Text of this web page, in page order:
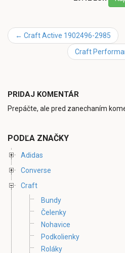
← Craft Active 1902496-2985
Craft
PRIDAJ KOMENTÁR
Prepáčte, ale pred zanechaním
PODĽA ZNAČKY
Adidas
Converse
Craft
Bundy
Čelenky
Nohavice
Podkolienky
Roláky